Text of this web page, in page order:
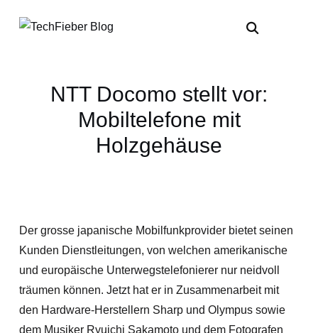
NTT Docomo stellt vor:
Mobiltelefone mit
Holzgehäuse
Der grosse japanische Mobilfunkprovider bietet seinen
Kunden Dienstleitungen, von welchen amerikanische
und europäische Unterwegstelefonierer nur neidvoll
träumen können. Jetzt hat er in Zusammenarbeit mit
den Hardware-Herstellern Sharp und Olympus sowie
dem Musiker Ryuichi Sakamoto und dem Fotografen